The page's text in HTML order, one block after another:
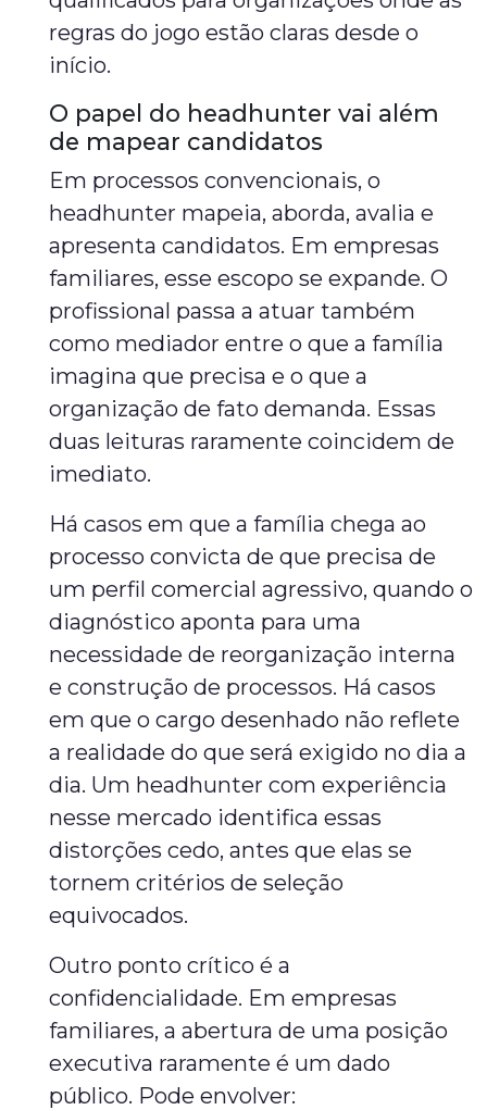
regras do jogo estão claras desde o
início.
O papel do headhunter vai além
de mapear candidatos
Em processos convencionais, o
headhunter mapeia, aborda, avalia e
apresenta candidatos. Em empresas
familiares, esse escopo se expande. O
profissional passa a atuar também
como mediador entre o que a família
imagina que precisa e o que a
organização de fato demanda. Essas
duas leituras raramente coincidem de
imediato.
Há casos em que a família chega ao
processo convicta de que precisa de
um perfil comercial agressivo, quando o
diagnóstico aponta para uma
necessidade de reorganização interna
e construção de processos. Há casos
em que o cargo desenhado não reflete
a realidade do que será exigido no dia a
dia. Um headhunter com experiência
nesse mercado identifica essas
distorções cedo, antes que elas se
tornem critérios de seleção
equivocados.
Outro ponto crítico é a
confidencialidade. Em empresas
familiares, a abertura de uma posição
executiva raramente é um dado
público. Pode envolver: